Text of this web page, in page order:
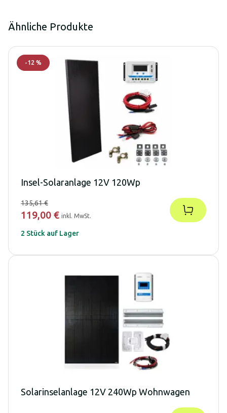
Ähnliche Produkte
-12 %
Insel-Solaranlage 12V 120Wp
135,61 €
119,00 € inkl. MwSt.
2 Stück auf Lager
Solarinselanlage 12V 240Wp Wohnwagen